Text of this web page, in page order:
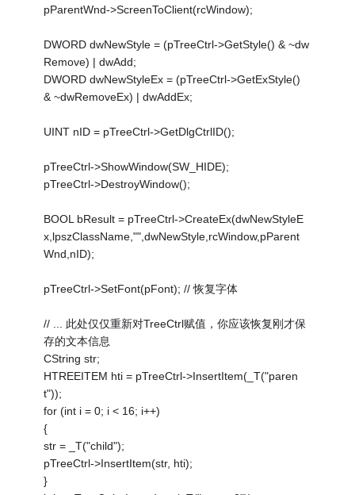
pParentWnd->ScreenToClient(rcWindow);
DWORD dwNewStyle = (pTreeCtrl->GetStyle() & ~dw
Remove) | dwAdd;
DWORD dwNewStyleEx = (pTreeCtrl->GetExStyle()
& ~dwRemoveEx) | dwAddEx;
UINT nID = pTreeCtrl->GetDlgCtrlID();
pTreeCtrl->ShowWindow(SW_HIDE);
pTreeCtrl->DestroyWindow();
BOOL bResult = pTreeCtrl->CreateEx(dwNewStyleE
x,lpszClassName,"",dwNewStyle,rcWindow,pParent
Wnd,nID);
pTreeCtrl->SetFont(pFont); // 恢复字体
// ... 此处仅仅重新对TreeCtrl赋值，你应该恢复刚才保
存的文本信息
CString str;
HTREEITEM hti = pTreeCtrl->InsertItem(_T("paren
t"));
for (int i = 0; i < 16; i++)
{
str = _T("child");
pTreeCtrl->InsertItem(str, hti);
}